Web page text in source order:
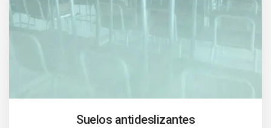
Suelos antideslizantes